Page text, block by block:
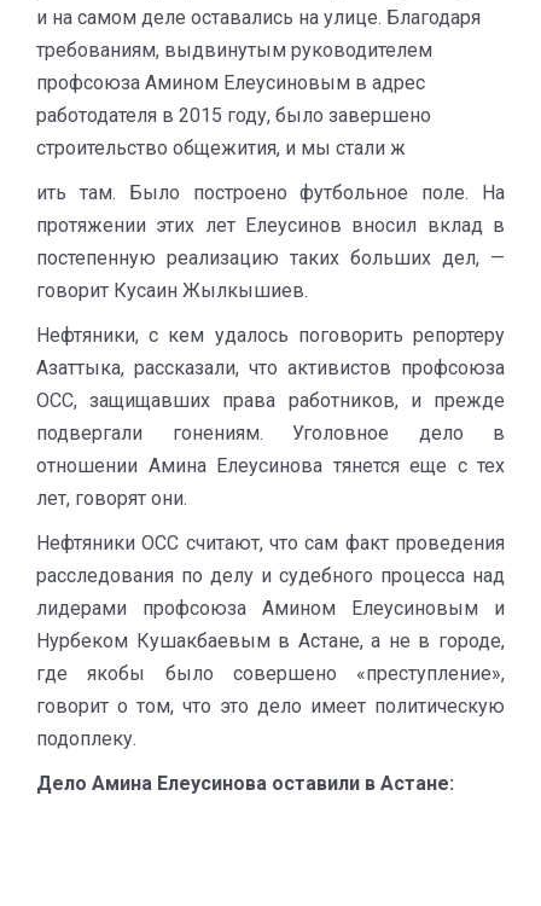
и на самом деле оставались на улице. Благодаря
требованиям, выдвинутым руководителем
профсоюза Амином Елеусиновым в адрес
работодателя в 2015 году, было завершено
строительство общежития, и мы стали ж
ить там. Было построено футбольное поле. На
протяжении этих лет Елеусинов вносил вклад в
постепенную реализацию таких больших дел, —
говорит Кусаин Жылкышиев.
Нефтяники, с кем удалось поговорить репортеру
Азаттыка, рассказали, что активистов профсоюза
ОСС, защищавших права работников, и прежде
подвергали гонениям. Уголовное дело в
отношении Амина Елеусинова тянется еще с тех
лет, говорят они.
Нефтяники ОСС считают, что сам факт проведения
расследования по делу и судебного процесса над
лидерами профсоюза Амином Елеусиновым и
Нурбеком Кушакбаевым в Астане, а не в городе,
где якобы было совершено «преступление»,
говорит о том, что это дело имеет политическую
подоплеку.
Дело Амина Елеусинова оставили в Астане: